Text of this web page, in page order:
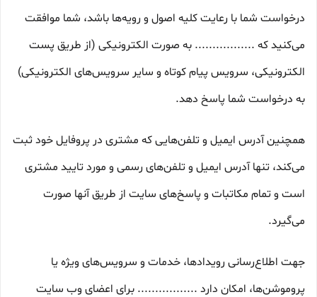
درخواست شما با رعایت کلیه اصول و رویه‏‌ها باشد، شما موافقت
می‌‏کنید که ................. به صورت الکترونیکی (از طریق پست
الکترونیکی، سرویس پیام کوتاه و سایر سرویس‌های الکترونیکی)
به درخواست شما پاسخ دهد.
همچنین آدرس ایمیل و تلفن‌هایی که مشتری در پروفایل خود ثبت
می‌کند، تنها آدرس ایمیل و تلفن‌های رسمی و مورد تایید مشتری
است و تمام مکاتبات و پاسخ‌های سایت از طریق آنها صورت
می‌گیرد.
جهت اطلاع‌رسانی رویدادها، خدمات و سرویس‌های ویژه یا
پروموشن‌ها، امکان دارد ................. برای اعضای وب سایت